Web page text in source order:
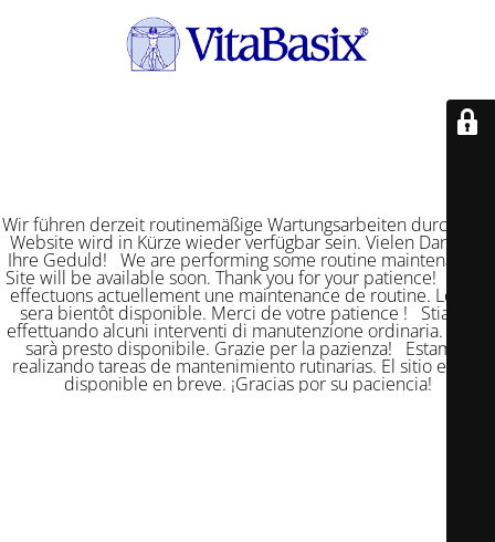
Wir führen derzeit routinemäßige Wartungsarbeiten durch. Die
Website wird in Kürze wieder verfügbar sein. Vielen Dank für
Ihre Geduld! We are performing some routine maintenance.
Site will be available soon. Thank you for your patience! Nous
effectuons actuellement une maintenance de routine. Le site
sera bientôt disponible. Merci de votre patience ! Stiamo
effettuando alcuni interventi di manutenzione ordinaria. Il sito
sarà presto disponibile. Grazie per la pazienza! Estamos
realizando tareas de mantenimiento rutinarias. El sitio estará
disponible en breve. ¡Gracias por su paciencia!